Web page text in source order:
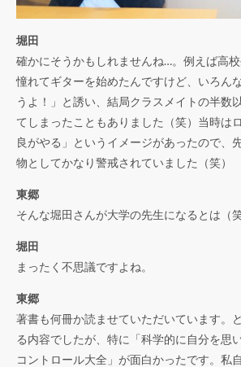
堀田
確かにそうかもしれませんね…。例えば高
憧れてギターを始めたんですけど、いろん
うよ！」と誘い、結局クラスメイトの半数
てしまったこともありました（笑）当時は
良がやる」というイメージがあったので、
物としてかなり警戒されていました（笑）
東郷
そんな堀田さんが大学の先生になるとは（笑
堀田
まったく不思議ですよね。
東郷
著書も何冊か読ませていただいています。
る内容でしたが、特に「科学的に自分を思
コントロール大全」が面白かったです。私